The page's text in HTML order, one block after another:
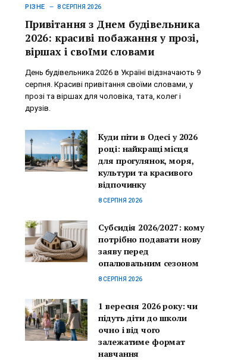
РІЗНЕ 8 СЕРПНЯ 2026
Привітання з Днем будівельника
2026: красиві побажання у прозі,
віршах і своїми словами
День будівельника 2026 в Україні відзначають 9
серпня. Красиві привітання своїми словами, у
прозі та віршах для чоловіка, тата, колег і
друзів.
Куди піти в Одесі у 2026
році: найкращі місця
для прогулянок, моря,
культури та красивого
відпочинку
8 СЕРПНЯ 2026
Субсидія 2026/2027: кому
потрібно подавати нову
заяву перед
опалювальним сезоном
8 СЕРПНЯ 2026
1 вересня 2026 року: чи
підуть діти до школи
очно і від чого
залежатиме формат
навчання